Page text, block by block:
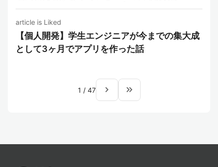
article is Liked
【個人開発】学生エンジニアが今までの集大成
として3ヶ月でアプリを作った話
1 / 47 navigate_next keyboard_double_arrow_right